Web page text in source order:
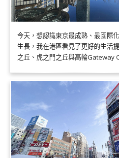
今天，想認識東京最成熟、最國際
生長，我在港區看見了更好的生活
之丘、虎之門之丘與高輪Gateway